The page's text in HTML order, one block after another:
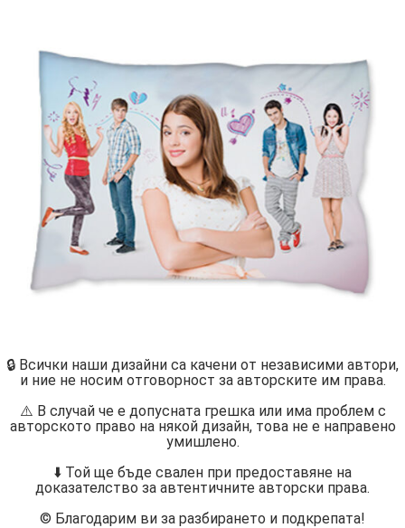
🔒 Всички наши дизайни са качени от независими автори,
и ние не носим отговорност за авторските им права.
⚠️ В случай че е допусната грешка или има проблем с
авторското право на някой дизайн, това не е направено
умишлено.
⬇️ Той ще бъде свален при предоставяне на
доказателство за автентичните авторски права.
©️ Благодарим ви за разбирането и подкрепата!